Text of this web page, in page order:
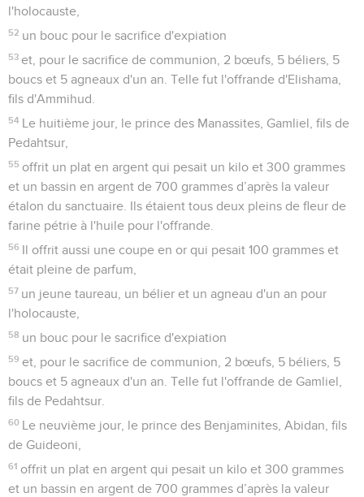
l'holocauste,
52 un bouc pour le sacrifice d'expiation
53 et, pour le sacrifice de communion, 2 bœufs, 5 béliers, 5
boucs et 5 agneaux d'un an. Telle fut l'offrande d'Elishama,
fils d'Ammihud.
54
Le huitième jour, le prince des Manassites, Gamliel, fils de
Pedahtsur,
55 offrit un plat en argent qui pesait un kilo et 300 grammes
et un bassin en argent de 700 grammes d’après la valeur
étalon du sanctuaire. Ils étaient tous deux pleins de fleur de
farine pétrie à l'huile pour l'offrande.
56
Il offrit aussi une coupe en or qui pesait 100 grammes et
était pleine de parfum,
57 un jeune taureau, un bélier et un agneau d'un an pour
l'holocauste,
58 un bouc pour le sacrifice d'expiation
59 et, pour le sacrifice de communion, 2 bœufs, 5 béliers, 5
boucs et 5 agneaux d'un an. Telle fut l'offrande de Gamliel,
fils de Pedahtsur.
60
Le neuvième jour, le prince des Benjaminites, Abidan, fils
de Guideoni,
61 offrit un plat en argent qui pesait un kilo et 300 grammes
et un bassin en argent de 700 grammes d’après la valeur